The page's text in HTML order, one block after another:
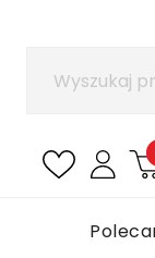
Aby zapisać
Anuluj